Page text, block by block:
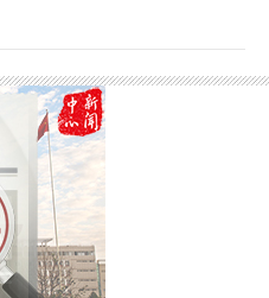
会议上的讲话精神。彭瑞花教
中心近期工作情况，并从党的
作的主线、依法治理宗教事
一步加强校地协同合作等方面
度课题负责人等分别围绕学
国家安全学院（反恐怖主义
政敏）
，围绕中国检察学自主知识
人才互派交流、学生实习实训
在最高人民检察院国际合作局
治与国别检察司法研究中
国别检察研究、国际刑事司
等方面取得一定成果。下一
，依托中心进一步整合全校资
专家的交流互动，建立常态
基础性理论和实践难题开展联
share/content/10654306
次会议审议通过《陕西省哲学
简称《条例》），《条例》于
大学副校长、二级教授马朝
心执行主任、陕西师范大学马
者采访，对《条例》进行解
会科学机构应当加强延安精
神阐释研究。加强秦岭文
文化、黄土文化、汉水文化等